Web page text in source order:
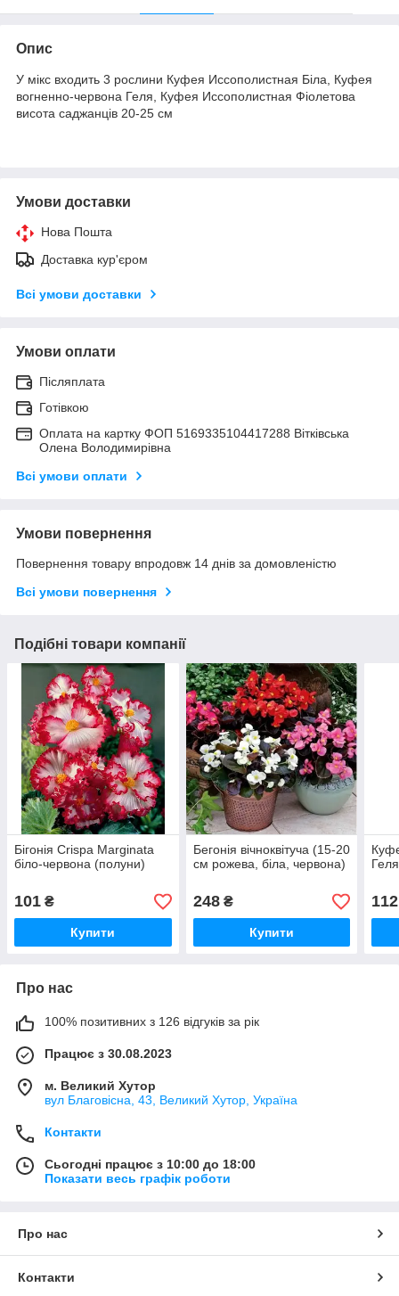
Опис
У мікс входить 3 рослини Куфея Иссополистная Біла, Куфея
вогненно-червона Геля, Куфея Иссополистная Фіолетова
висота саджанців 20-25 см
Умови доставки
Нова Пошта
Доставка кур'єром
Всі умови доставки
Умови оплати
Післяплата
Готівкою
Оплата на картку ФОП 5169335104417288 Вітківська
Олена Володимирівна
Всі умови оплати
Умови повернення
Повернення товару впродовж 14 днів за домовленістю
Всі умови повернення
Подібні товари компанії
Бігонія Crispa Marginata
біло-червона (полуни)
101 ₴
Купити
Бегонія вічноквітуча (15-20
см рожева, біла, червона)
248₴
Купити
112
Про нас
100% позитивних з 126 відгуків за рік
Працює з 30.08.2023
м. Великий Хутор
вул Благовісна, 43, Великий Хутор, Україна
Контакти
Сьогодні працює з 10:00 до 18:00
Показати весь графік роботи
Про нас
Контакти